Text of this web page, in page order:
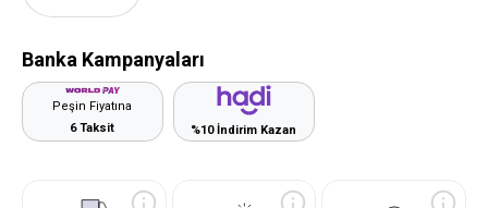
Banka Kampanyaları
Peşin Fiyatına
6 Taksit
%10 İndirim Kazan